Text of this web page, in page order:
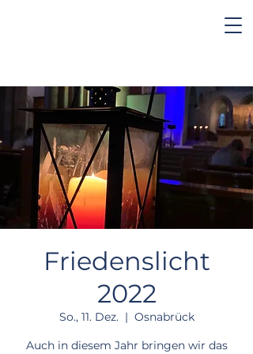
Friedenslicht
2022
So., 11. Dez.
  |
Osnabrück
Auch in diesem Jahr bringen wir das